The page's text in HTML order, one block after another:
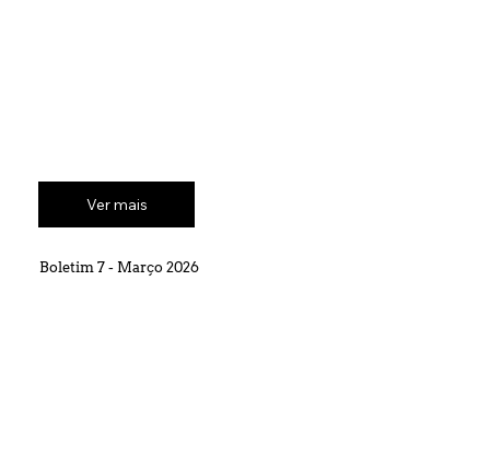
Ver mais
Boletim 7 - Março 2026